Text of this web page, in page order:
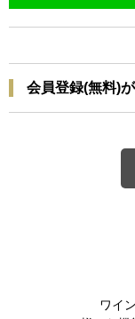
会員登録(無料)
ワイ